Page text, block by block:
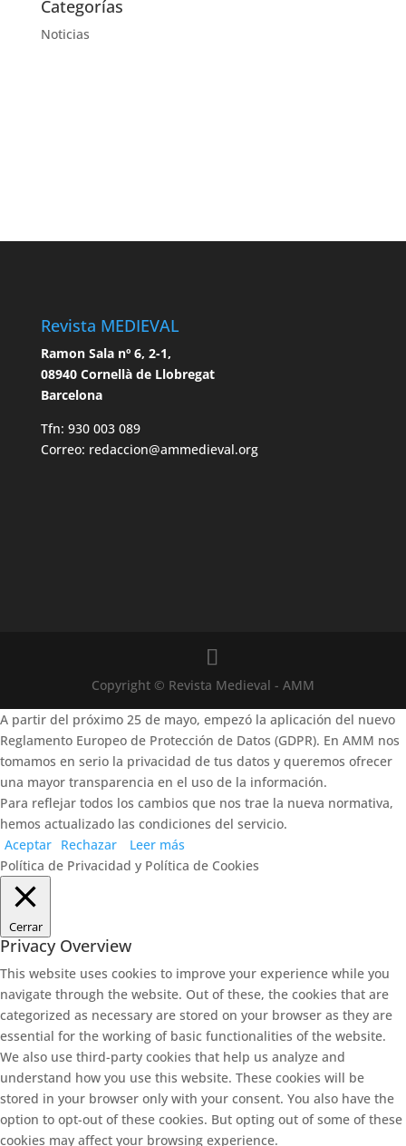
Categorías
Noticias
Revista MEDIEVAL
Ramon Sala nº 6, 2-1,
08940 Cornellà de Llobregat
Barcelona
Tfn: 930 003 089
Correo: redaccion@ammedieval.org
Copyright © Revista Medieval - AMM
A partir del próximo 25 de mayo, empezó la aplicación del nuevo
Reglamento Europeo de Protección de Datos (GDPR). En AMM nos
tomamos en serio la privacidad de tus datos y queremos ofrecer
una mayor transparencia en el uso de la información.
Para reflejar todos los cambios que nos trae la nueva normativa,
hemos actualizado las condiciones del servicio.
Aceptar Rechazar
Leer más
Política de Privacidad y Política de Cookies
Cerrar
Privacy Overview
This website uses cookies to improve your experience while you
navigate through the website. Out of these, the cookies that are
categorized as necessary are stored on your browser as they are
essential for the working of basic functionalities of the website.
We also use third-party cookies that help us analyze and
understand how you use this website. These cookies will be
stored in your browser only with your consent. You also have the
option to opt-out of these cookies. But opting out of some of these
cookies may affect your browsing experience.